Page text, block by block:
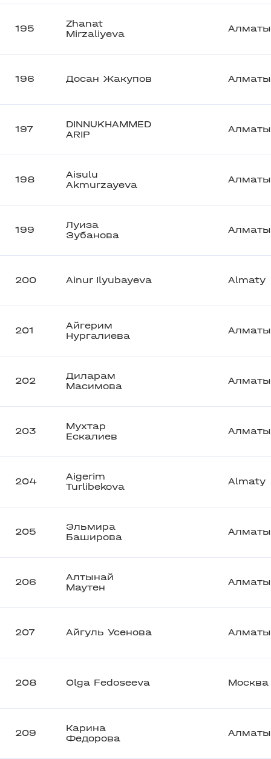
195
Zhanat
Mirzaliyeva
Алматы
196 Досан Жакупов Алматы
197
DINNUKHAMMED
ARIP
Алматы
198
Aisulu
Akmurzayeva
Алматы
199
Луиза
Зубанова
Алматы
200 Ainur Ilyubayeva Almaty
201
Айгерим
Нургалиева
Алматы
202
Диларам
Масимова
Алматы
203
Мухтар
Ескалиев
Алматы
204
Aigerim
Turlibekova
Almaty
205
Эльмира
Баширова
Алматы
206
Алтынай
Маутен
Алматы
207 Айгуль Усенова Алматы
208 Olga Fedoseeva Москва
209
Карина
Федорова
Алматы